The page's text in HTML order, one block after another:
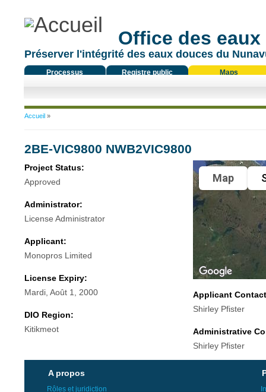
Office des
Préserver l'intégrité des eaux douces du
Processus
Registre public Maps
Vous êtes ici
Accueil»
2BE-VIC9800 NWB2VIC9800
Project Status:
Approved
Administrator:
License Administrator
Applicant:
Monopros Limited
License Expiry:
Mardi, Août 1, 2000
DIO Region:
Kitikmeot
Map
Applicant
Shirley Pfister
Administrative
Shirley Pfister
A propos
Rôles et juridiction